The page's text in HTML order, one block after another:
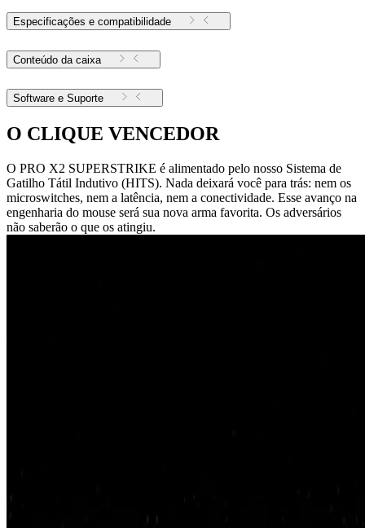
Especificações e compatibilidade
Conteúdo da caixa
Software e Suporte
O CLIQUE VENCEDOR
O PRO X2 SUPERSTRIKE é alimentado pelo nosso Sistema de
Gatilho Tátil Indutivo (HITS). Nada deixará você para trás: nem os
microswitches, nem a latência, nem a conectividade. Esse avanço na
engenharia do mouse será sua nova arma favorita. Os adversários
não saberão o que os atingiu.